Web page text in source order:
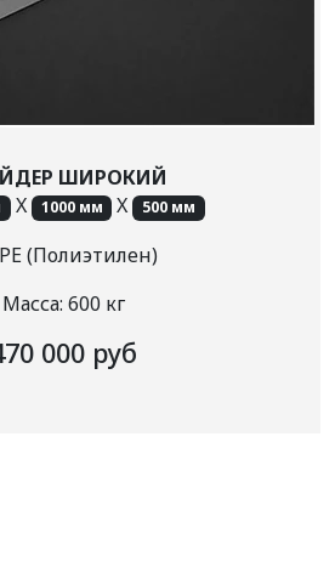
ШИРОКИЙ
X 1000 мм X 500 мм
(Полиэтилен)
Масса: 600 кг
000 руб